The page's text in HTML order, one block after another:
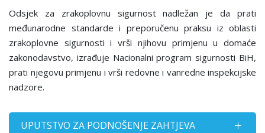
Odsjek za zrakoplovnu sigurnost nadležan je da prati
međunarodne standarde i preporučenu praksu iz oblasti
zrakoplovne sigurnosti i vrši njihovu primjenu u domaće
zakonodavstvo, izrađuje Nacionalni program sigurnosti BiH,
prati njegovu primjenu i vrši redovne i vanredne inspekcijske
nadzore.
UPUTSTVO ZA PODNOŠENJE ZAHTJEVA